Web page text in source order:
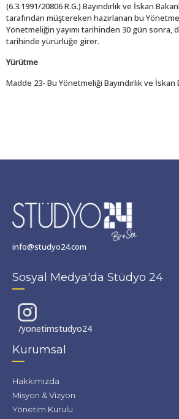
(6.3.1991/20806 R.G.) Bayındırlık ve İskan
tarafından müştereken hazırlanan bu
Yönetmeliğin yayımı tarihinden 30 gün sonra,
tarihinde yürürlüğe girer.
Yürütme
Madde 23- Bu Yönetmeliği Bayındırlık ve
info@studyo24.com
Sosyal Medya'da Stüdyo 24
/yonetimstudyo24
Kurumsal
Hakkımızda
Misyon & Vizyon
Yönetim Kurulu